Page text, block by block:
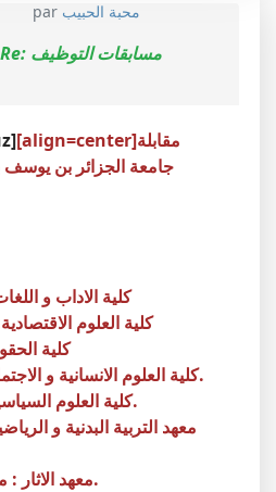
par محبة الحبيب
Re: مسابقات التوظيف
[align=center]مقابلة
- كلية الاداب و
- كلية العلوم
- كلية
- كلية العلوم الانسانية و الاجتماعية: ملحقة بوزريعة.
- كلية العلوم السياسية: ملحقة بن عكنون.
- معهد الاثار : ملحقة سيدي عبد الله.